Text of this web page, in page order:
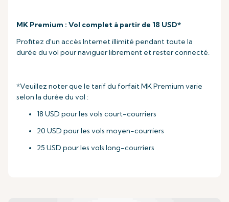
MK Premium : Vol complet à partir de 18 USD*
Profitez d'un accès Internet illimité pendant toute la
durée du vol pour naviguer librement et rester connecté.
*Veuillez noter que le tarif du forfait MK Premium varie
selon la durée du vol :
18 USD pour les vols court-courriers
20 USD pour les vols moyen-courriers
25 USD pour les vols long-courriers